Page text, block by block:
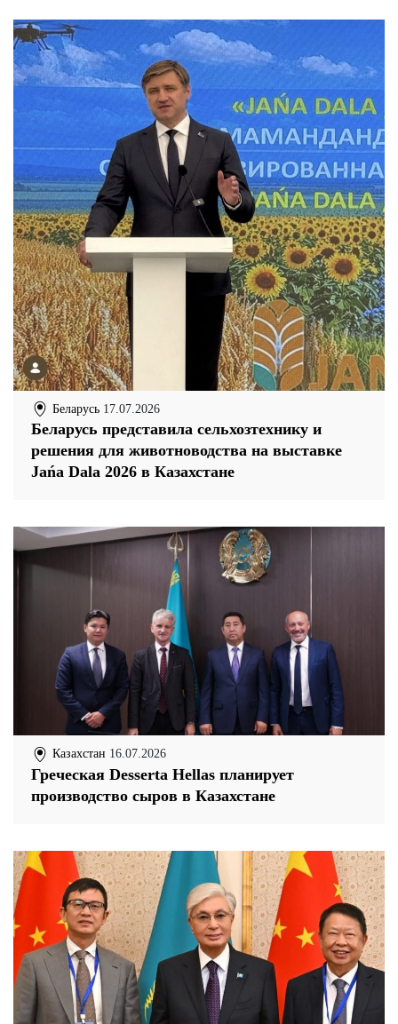
Беларусь 17.07.2026
Беларусь представила сельхозтехнику и
решения для животноводства на выставке
Jańa Dala 2026 в Казахстане
Казахстан 16.07.2026
Греческая Desserta Hellas планирует
производство сыров в Казахстане